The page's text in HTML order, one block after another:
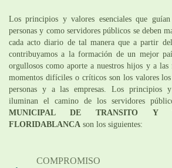
Los principios y valores esenciales que
personas y como servidores públicos se deben
cada acto diario de tal manera que a partir
contribuyamos a la formación de un mejor
orgullosos como aporte a nuestros hijos y a las
momentos difíciles o críticos son los valores los
personas y a las empresas. Los principios y
iluminan el camino de los servidores
MUNICIPAL DE TRANSITO Y
FLORIDABLANCA son los siguientes:
COMPROMISO